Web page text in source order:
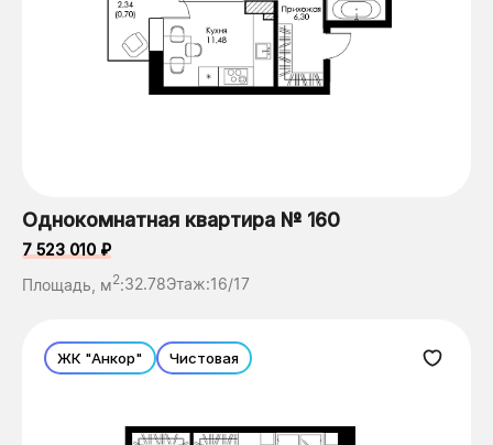
Однокомнатная квартира № 160
7 523 010 ₽
Площадь, м2:32.78Этаж:16/17
ЖК "Анкор" Чистовая